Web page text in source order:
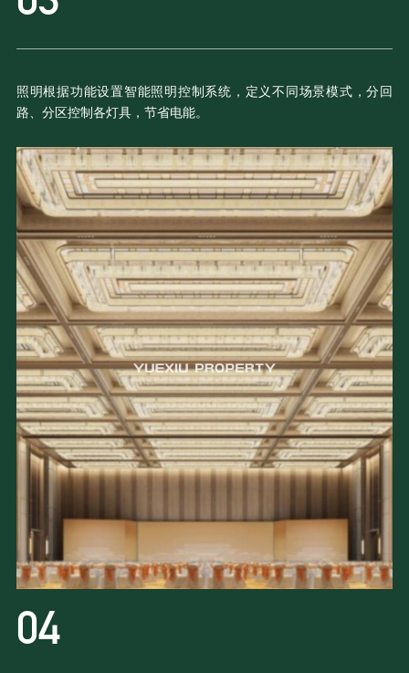
照明根据功能设置智能照明控制系统，定义不同场景模式，分回
路、分区控制各灯具，节省电能。